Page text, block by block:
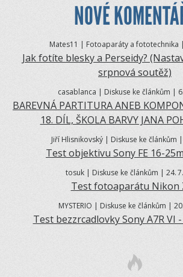
NOVÉ
Mates11 | Fotoaparáty a fototechnika
Jak fotíte blesky a Perseidy?
srpnová soutěž)
casablanca | Diskuse ke článkům | 6.
BAREVNÁ PARTITURA ANEB
18. DÍL, ŠKOLA BARVY JANA
Jiří Hlisnikovský | Diskuse ke článkům
Test objektivu Sony FE 16-
tosuk | Diskuse ke článkům | 24.
Test fotoaparátu Nikon
MYSTERIO | Diskuse ke článkům | 20.
Test bezzrcadlovky Sony A7R VI